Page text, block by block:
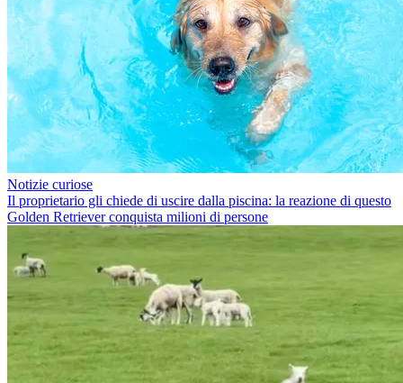
Notizie curiose
Il proprietario gli chiede di uscire dalla piscina: la reazione di questo
Golden Retriever conquista milioni di persone